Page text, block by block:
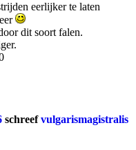
eerlijker te laten
dit soort falen.
schreefvulgarismagistralis